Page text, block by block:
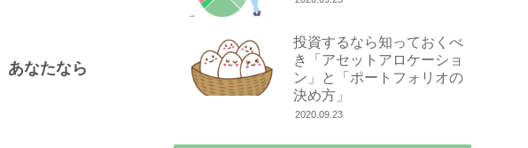
あなたなら
投資するなら知っておくべ
き「アセットアロケーショ
ン」と「ポートフォリオの
決め方」
2020.09.23